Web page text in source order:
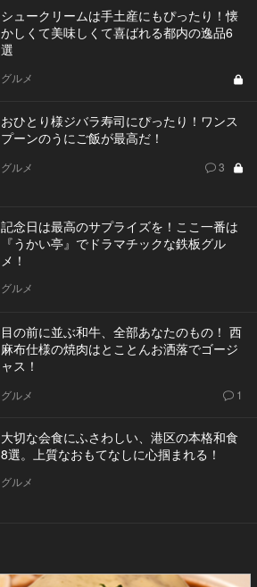
シュークリームは手土産にもぴったり！懐
かしくて美味しくて喜ばれる都内の逸品6
選
グルメ
おひとり様ジバラ寿司にぴったり！ワンス
プーンのうにご飯が最高だ！
グルメ 3
記念日は最高のサプライズを！ここ一番は
『うかい亭』でドラマチックな鉄板グル
メ！
グルメ
目の前に並ぶ和牛、全部あなたのもの！ 西
麻布仕様の焼肉はとことんお洒落でゴージ
ャス！
グルメ 1
大切な会食にふさわしい、港区の本格和食
8選。上質なおもてなしに心掴まれる！
グルメ